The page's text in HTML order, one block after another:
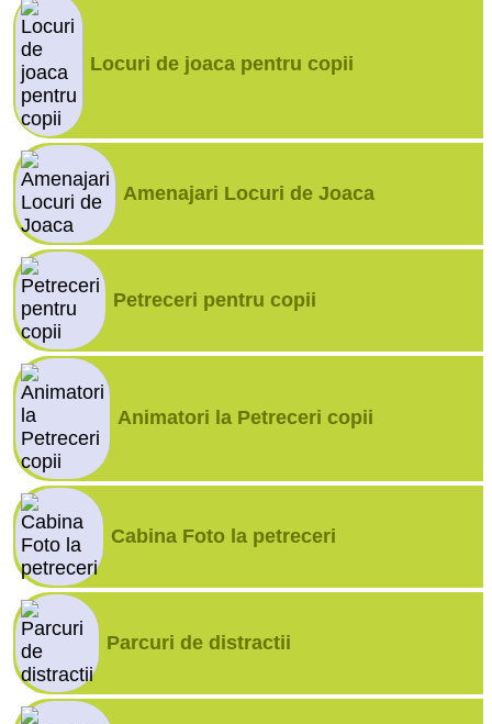
Locuri de joaca pentru copii
Amenajari Locuri de Joaca
Petreceri pentru copii
Animatori la Petreceri copii
Cabina Foto la petreceri
Parcuri de distractii